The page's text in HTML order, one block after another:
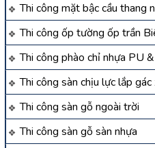
Thi công mặt bậc cầu thang
Thi công ốp tường ốp trần
Thi công phào chỉ nhựa PU
Thi công sàn chịu lực lắp gác
Thi công sàn gỗ ngoài trời
Thi công sàn gỗ sàn nhựa